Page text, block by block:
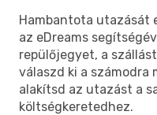
Hambantota utazását
az eDreams
repülőjegyet, a
válaszd ki a számodra
alakítsd az utazást a
költségkeretedhez.